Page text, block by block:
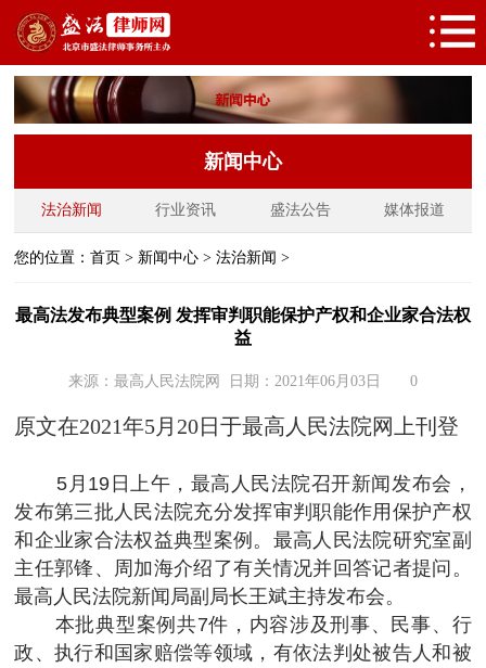
新闻中心
法治新闻 行业资讯 盛法公告 媒体报道
您的位置：首页 > 新闻中心 >法治新闻 >
最高法发布典型案例 发挥审判职能保护产权和企业家合法权
益
来源：最高人民法院网 日期：2021年06月03日 0
原文在2021年5月20日于最高人民法院网上刊登
5月19日上午，最高人民法院召开新闻发布会，
发布第三批人民法院充分发挥审判职能作用保护产权
和企业家合法权益典型案例。最高人民法院研究室副
主任郭锋、周加海介绍了有关情况并回答记者提问。
最高人民法院新闻局副局长王斌主持发布会。
本批典型案例共7件，内容涉及刑事、民事、行
政、执行和国家赔偿等领域，有依法判处被告人和被